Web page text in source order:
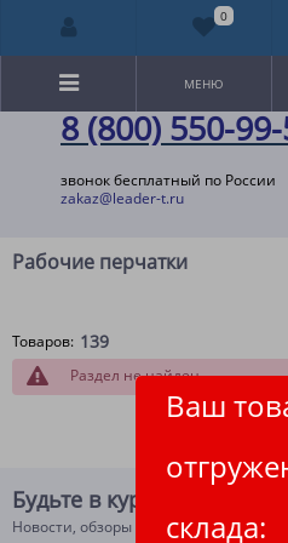
8 (800) 550-
звонок бесплатный по России
zakaz@leader-t.ru
Ваш
склада:
МЕНЮ
Рабочие перчатки
Товаров: 139
Раздел не найден
Будьте в курсе!
Новости, обзоры и акции
0